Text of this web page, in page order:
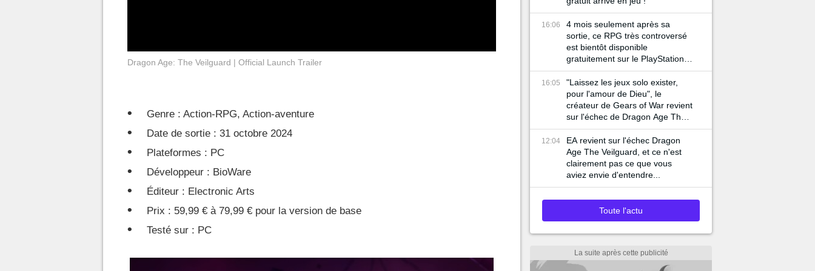
Dragon Age: The Veilguard | Official Launch Trailer
Genre : Action-RPG, Action-aventure
Date de sortie : 31 octobre 2024
Plateformes : PC
Développeur : BioWare
Éditeur : Electronic Arts
Prix : 59,99 € à 79,99 € pour la version de base
Testé sur : PC
16:06
4 mois seulement après sa
sortie, ce RPG très controversé
est bientôt disponible
gratuitement sur le PlayStation
Plus
16:05
"Laissez les jeux solo exister,
pour l'amour de Dieu", le
créateur de Gears of War revient
sur l'échec de Dragon Age The
Veilguard et tacle EA
12:04
EA revient sur l'échec Dragon
Age The Veilguard, et ce n'est
clairement pas ce que vous
aviez envie d'entendre...
Toute l'actu